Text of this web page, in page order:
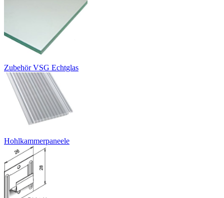
Zubehör VSG Echtglas
Hohlkammerpaneele